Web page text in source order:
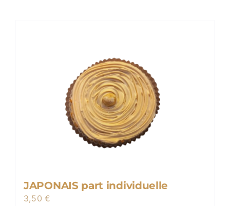
JAPONAIS part individuelle
3,50€